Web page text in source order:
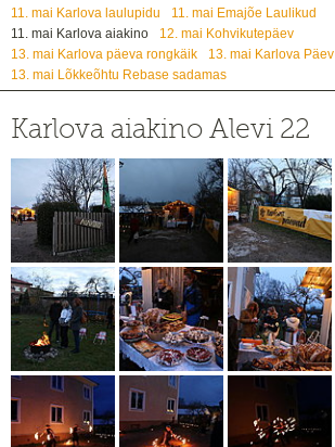
11. mai Karlova laulupidu
11. mai Emajõe Laulikud
11. mai Karlova aiakino
12. mai Kohvikutepäev
13. mai Karlova päeva rongkäik
13. mai Karlova Päev
13. mai Lõkkeõhtu Rebase sadamas
Karlova aiakino Alevi 22